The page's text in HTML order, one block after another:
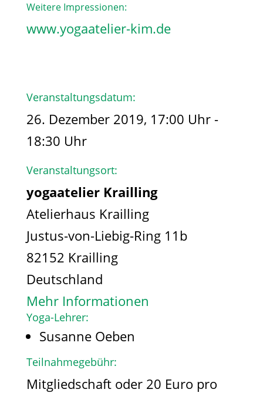
Weitere Impressionen:
www.yogaatelier-kim.de​
Veranstaltungsdatum:
26. Dezember 2019, 17:00 Uhr -
18:30 Uhr
Veranstaltungsort:
yogaatelier Krailling
Atelierhaus Krailling
Justus-von-Liebig-Ring 11b
82152 Krailling
Deutschland
Mehr Informationen
Yoga-Lehrer:
Susanne Oeben
Teilnahmegebühr:
Mitgliedschaft oder 20 Euro pro